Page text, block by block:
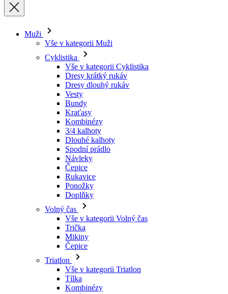
Muži
Vše v kategorii Muži
Cyklistika
Vše v kategorii Cyklistika
Dresy krátký rukáv
Dresy dlouhý rukáv
Vesty
Bundy
Kraťasy
Kombinézy
3/4 kalhoty
Dlouhé kalhoty
Spodní prádlo
Návleky
Čepice
Rukavice
Ponožky
Doplňky
Volný čas
Vše v kategorii Volný čas
Trička
Mikiny
Čepice
Triatlon
Vše v kategorii Triatlon
Tílka
Kombinézy